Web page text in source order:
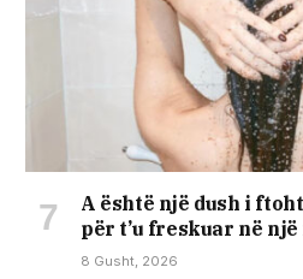
A është një dush i
për t’u freskuar në
8 Gusht, 2026